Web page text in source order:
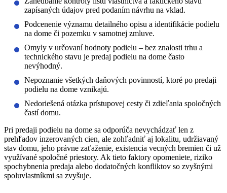
zapísaných údajov pred podaním návrhu na vklad.
Podcenenie významu detailného opisu a identifikácie podielu
na dome či pozemku v samotnej zmluve.
Omyly v určovaní hodnoty podielu – bez znalosti trhu a
technického stavu je predaj podielu na dome často
nevýhodný.
Nepoznanie všetkých daňových povinností, ktoré po predaji
podielu na dome vznikajú.
Nedoriešená otázka prístupovej cesty či zdieľania spoločných
častí domu.
Pri predaji podielu na dome sa odporúča nevychádzať len z
prehľadov inzerovaných cien, ale zohľadniť aj lokalitu, udržiavaný
stav domu, jeho právne zaťaženie, existencia vecných bremien či už
využívané spoločné priestory. Ak tieto faktory opomeniete, riziko
spochybnenia predaja alebo dodatočných konfliktov so zvyšnými
spoluvlastníkmi sa zvyšuje.